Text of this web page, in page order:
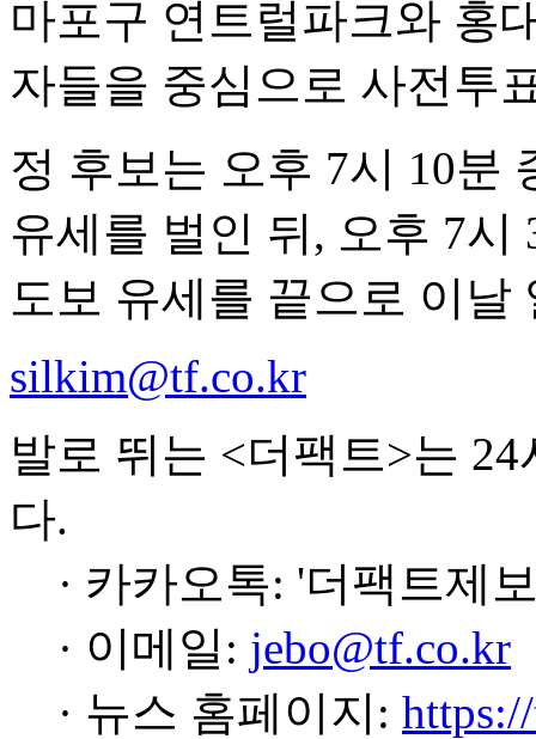
마포구 연트럴파크와 홍
자들을 중심으로 사전투
정 후보는 오후 7시 10분
유세를 벌인 뒤, 오후 7시
도보 유세를 끝으로 이날
silkim@tf.co.kr
발로 뛰는 <더팩트>는
다.
· 카카오톡: '더팩트제
· 이메일: jebo@tf.co.kr
· 뉴스 홈페이지: